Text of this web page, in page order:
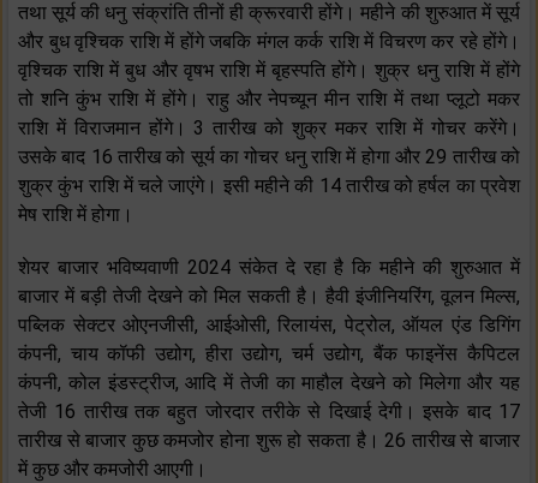
तथा सूर्य की धनु संक्रांति तीनों ही क्रूरवारी होंगे। महीने की शुरुआत में सूर्य
और बुध वृश्चिक राशि में होंगे जबकि मंगल कर्क राशि में विचरण कर रहे होंगे।
वृश्चिक राशि में बुध और वृषभ राशि में बृहस्पति होंगे। शुक्र धनु राशि में होंगे
तो शनि कुंभ राशि में होंगे। राहु और नेपच्यून मीन राशि में तथा प्लूटो मकर
राशि में विराजमान होंगे। 3 तारीख को शुक्र मकर राशि में गोचर करेंगे।
उसके बाद 16 तारीख को सूर्य का गोचर धनु राशि में होगा और 29 तारीख को
शुक्र कुंभ राशि में चले जाएंगे। इसी महीने की 14 तारीख को हर्षल का प्रवेश
मेष राशि में होगा।
शेयर बाजार भविष्यवाणी 2024 संकेत दे रहा है कि महीने की शुरुआत में
बाजार में बड़ी तेजी देखने को मिल सकती है। हैवी इंजीनियरिंग, वूलन मिल्स,
पब्लिक सेक्टर ओएनजीसी, आईओसी, रिलायंस, पेट्रोल, ऑयल एंड डिगिंग
कंपनी, चाय कॉफी उद्योग, हीरा उद्योग, चर्म उद्योग, बैंक फाइनेंस कैपिटल
कंपनी, कोल इंडस्ट्रीज, आदि में तेजी का माहौल देखने को मिलेगा और यह
तेजी 16 तारीख तक बहुत जोरदार तरीके से दिखाई देगी। इसके बाद 17
तारीख से बाजार कुछ कमजोर होना शुरू हो सकता है। 26 तारीख से बाजार
में कुछ और कमजोरी आएगी।